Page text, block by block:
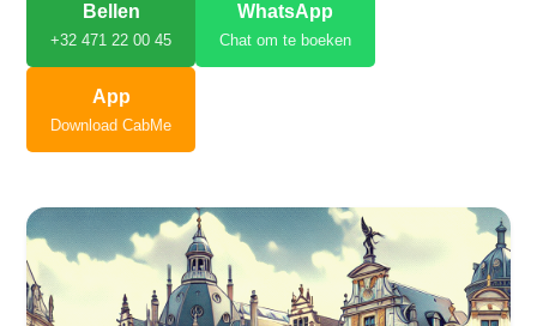
Bellen
+32 471 22 00 45
WhatsApp
Chat om te boeken
App
Download CabMe